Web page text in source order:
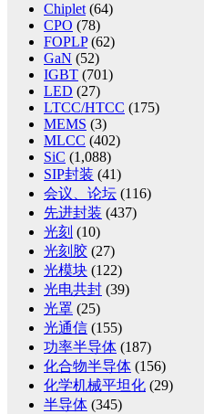
Chiplet (64)
CPO (78)
FOPLP(62)
GaN (52)
IGBT (701)
LED (27)
LTCC/HTCC (175)
MEMS (3)
MLCC (402)
SiC (1,088)
SIP封装 (41)
会议、论坛 (116)
先进封装 (437)
光刻 (10)
光刻胶 (27)
光模块 (122)
光电共封 (39)
光罩 (25)
光通信 (155)
功率半导体 (187)
化合物半导体 (156)
化学机械平坦化 (29)
半导体 (345)